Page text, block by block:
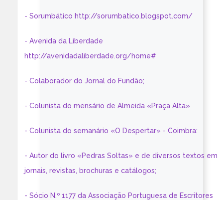
- Sorumbático http://sorumbatico.blogspot.com/
- Avenida da Liberdade
http://avenidadaliberdade.org/home#
- Colaborador do Jornal do Fundão;
- Colunista do mensário de Almeida «Praça Alta»
- Colunista do semanário «O Despertar» - Coimbra:
- Autor do livro «Pedras Soltas» e de diversos textos em
jornais, revistas, brochuras e catálogos;
- Sócio N.º 1177 da Associação Portuguesa de Escritores